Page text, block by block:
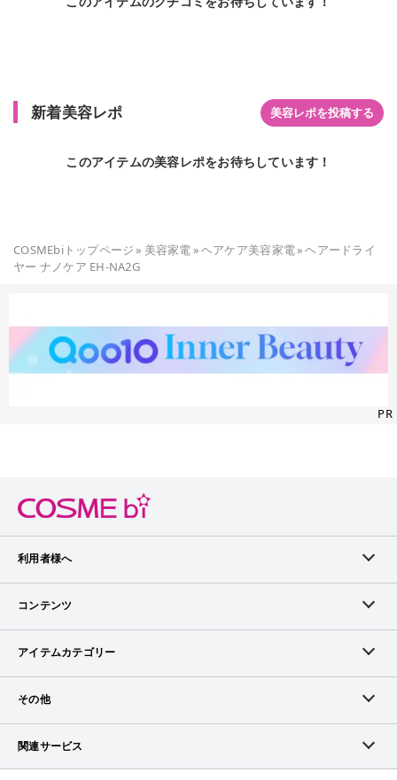
新着美容レポ 美容レポを投稿する
このアイテムの美容レポをお待ちしています！
COSMEbiトップページ» 美容家電»ヘアケア美容家電»ヘアードライ
ヤー ナノケア EH-NA2G
PR
利用者様へ
メンバーログイン
メンバー会員について
アイテム掲載リクエスト
コンテンツ
ランキング
ブランドから探す
ピックアップ特集
アイテムカテゴリー
スキンケア
その他
お問い合わせ（ブランド様）
関連サービス